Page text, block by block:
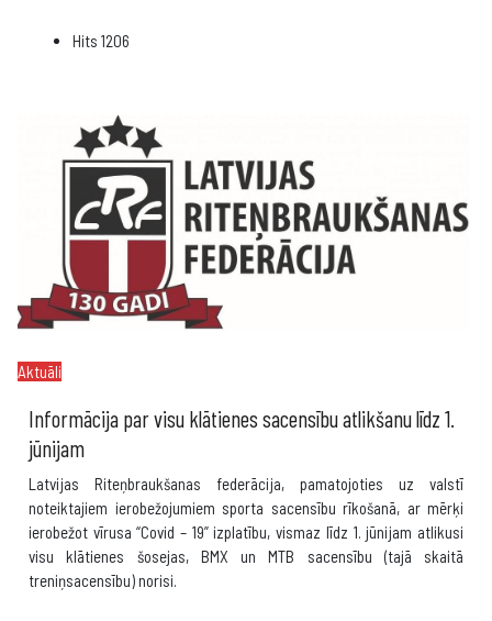
Hits 1206
Aktuāli
Informācija par visu klātienes sacensību atlikšanu līdz 1.
jūnijam
Latvijas Riteņbraukšanas federācija, pamatojoties uz valstī
noteiktajiem ierobežojumiem sporta sacensību rīkošanā, ar mērķi
ierobežot vīrusa “Covid – 19” izplatību, vismaz līdz 1. jūnijam atlikusi
visu klātienes šosejas, BMX un MTB sacensību (tajā skaitā
treniņsacensību) norisi.